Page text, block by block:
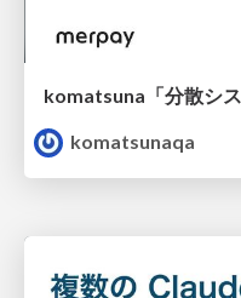
komatsuna「分散シ
komatsunaqa